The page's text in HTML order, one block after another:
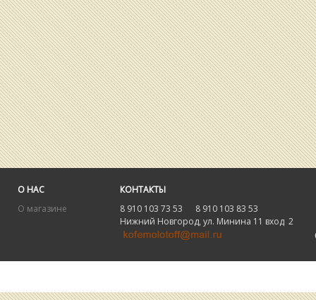
О НАС
О магазине
КОНТАКТЫ
8 910 103 73 53 8 910 103 83 53
Нижний Новгород, ул. Минина 11 вход 2